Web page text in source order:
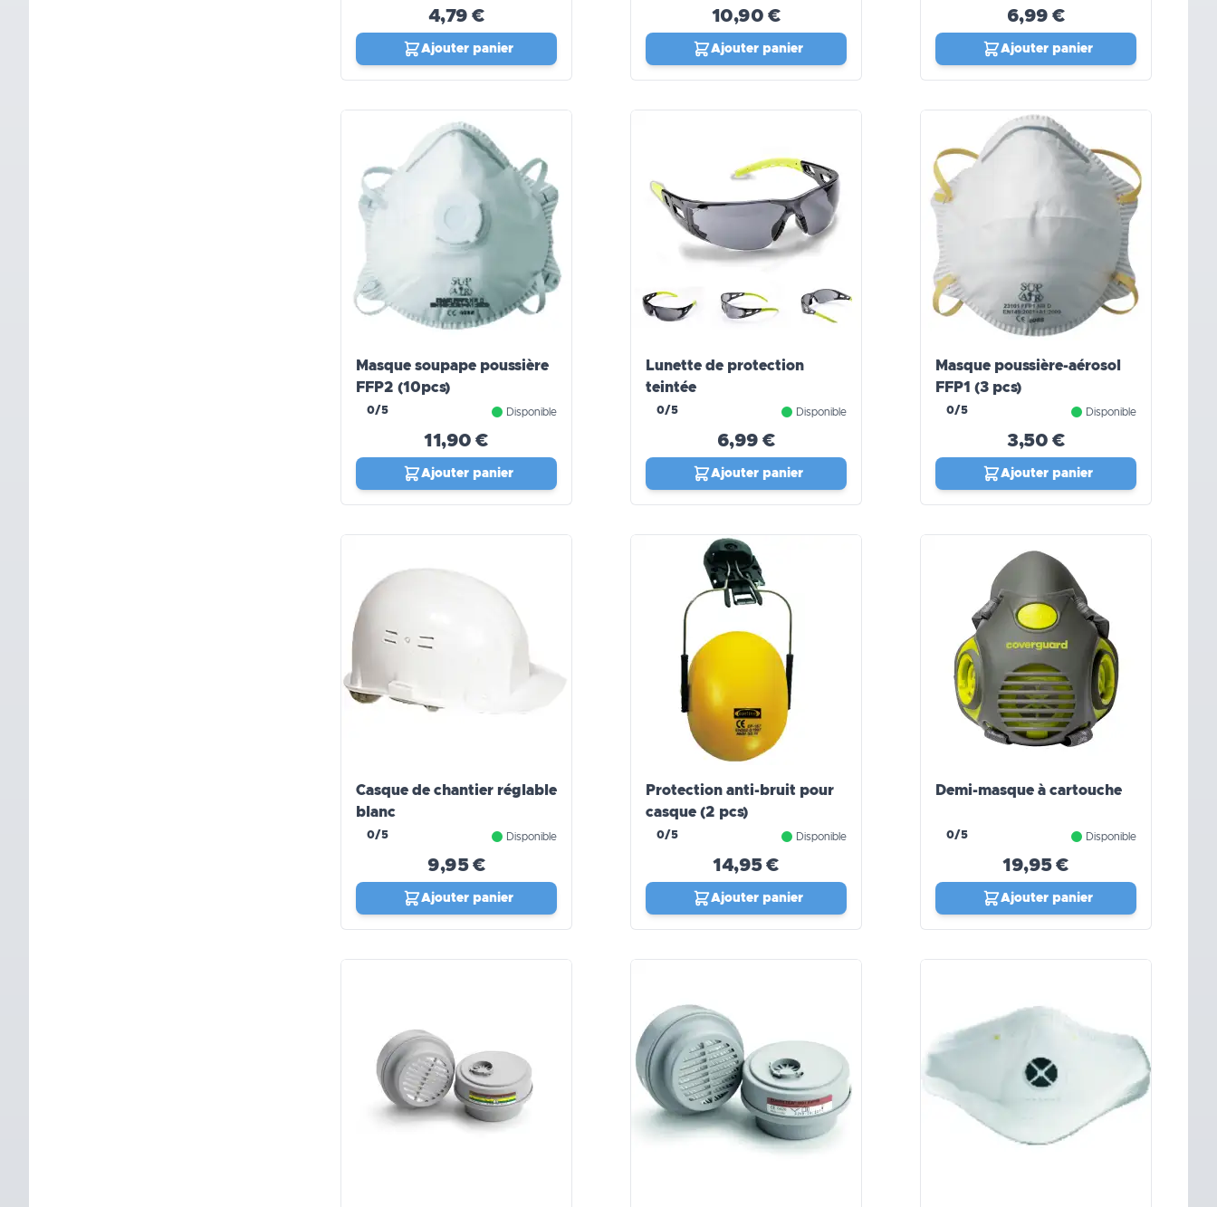
4,79 €
Ajouter panier
10,90 €
Ajouter panier
6,99 €
Ajouter panier
Masque soupape poussière
FFP2 (10pcs)
0/5 Disponible
11,90 €
Ajouter panier
Lunette de protection
teintée
0/5 Disponible
6,99 €
Ajouter panier
Masque poussière-aérosol
FFP1 (3 pcs)
0/5 Disponible
3,50 €
Ajouter panier
Casque de chantier réglable
blanc
0/5 Disponible
9,95 €
Ajouter panier
Protection anti-bruit pour
casque (2 pcs)
0/5 Disponible
14,95 €
Ajouter panier
Demi-masque à cartouche
0/5 Disponible
19,95 €
Ajouter panier